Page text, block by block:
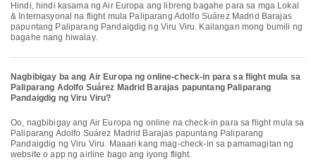
Hindi, hindi kasama ng Air Europa ang libreng bagahe para sa mga Lokal
& Internasyonal na flight mula Paliparang Adolfo Suárez Madrid Barajas
papuntang Paliparang Pandaigdig ng Viru Viru. Kailangan mong bumili ng
bagahe nang hiwalay.
Nagbibigay ba ang Air Europa ng online-check-in para sa flight mula sa
Paliparang Adolfo Suárez Madrid Barajas papuntang Paliparang
Pandaigdig ng Viru Viru?
Oo, nagbibigay ang Air Europa ng online na check-in para sa flight mula sa
Paliparang Adolfo Suárez Madrid Barajas papuntang Paliparang
Pandaigdig ng Viru Viru. Maaari kang mag-check-in sa pamamagitan ng
website o app ng airline bago ang iyong flight.